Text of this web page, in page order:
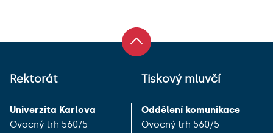
Rektorát
Univerzita Karlova
Ovocný trh 560/5
Tiskový mluvčí
Oddělení komunikace
Ovocný trh 560/5